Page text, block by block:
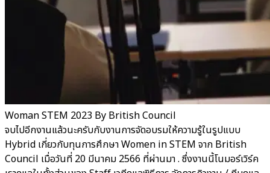
Woman STEM 2023 By British Council
จบไปอีกงานแล้วนะครับกับงานการจัดอบรมให้ความรู้ในรูปแบบ
Hybrid เกี่ยวกับทุนการศึกษา Women in STEM จาก British
Council เมื่อวันที่ 20 มีนาคม 2566 ที่ผ่านมา . ซึ่งงานนี้โนมอร์เวิร์ค